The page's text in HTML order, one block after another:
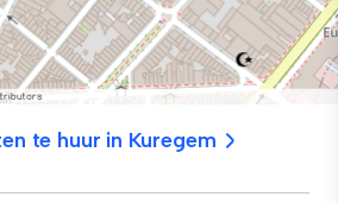
te huur in Kuregem